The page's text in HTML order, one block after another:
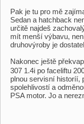
Pak je tu pro mě
Sedan a hatchback
určitě najdeš
mít menší výbavu,
druhovýroby je
Nakonec ještě
307 1.4i po faceliftu
plnou servisní historíí,
spolehlivostí a
PSA motor. Jo a